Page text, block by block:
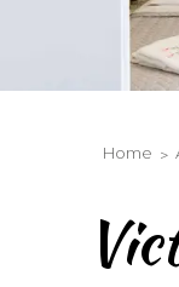
Appartamenti
attrezzati con i
Fibra ottica
Home